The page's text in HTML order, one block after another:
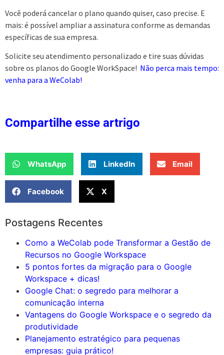
Você poderá cancelar o plano quando quiser, caso precise. E
mais: é possível ampliar a assinatura conforme as demandas
específicas de sua empresa.
Solicite seu atendimento personalizado e tire suas dúvidas
sobre os planos do Google WorkSpace! Não perca mais tempo:
venha para a WeColab!
Compartilhe esse artrigo
WhatsApp LinkedIn Email
Facebook X
Postagens Recentes
Como a WeColab pode Transformar a Gestão de
Recursos no Google Workspace
5 pontos fortes da migração para o Google
Workspace + dicas!
Google Chat: o segredo para melhorar a
comunicação interna
Vantagens do Google Workspace e o segredo da
produtividade
Planejamento estratégico para pequenas
empresas: guia prático!